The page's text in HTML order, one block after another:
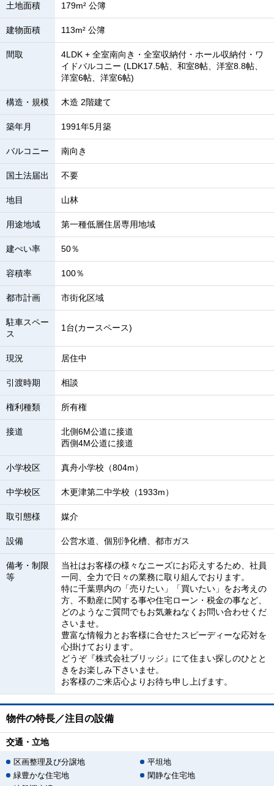
土地面積 179m² 公簿
建物面積 113m² 公簿
間取
4LDK + 全室南向き・全室収納付・ホール収納付・ワ
イドバルコニー (LDK17.5帖、和室8帖、洋室8.8帖、
洋室6帖、洋室6帖)
構造・規模 木造 2階建て
築年月 1991年5月築
バルコニー 南向き
国土法届出 不要
地目 山林
用途地域 第一種低層住居専用地域
建ぺい率 50％
容積率 100％
都市計画 市街化区域
駐車スペー
ス
1台(カースペース)
現況 居住中
引渡時期 相談
権利種類 所有権
接道
北側6M公道に接道
西側4M公道に接道
小学校区 真舟小学校（804m）
中学校区 木更津第二中学校（1933m）
取引態様 媒介
設備 公営水道、個別浄化槽、都市ガス
備考・制限
等
当社はお客様の様々なニーズにお応えするため、社員
一同、全力で日々の業務に取り組んでおります。
特に千葉県内の「売りたい」「買いたい」をお考えの
方、不動産に関する事や住宅ローン・税金の事など、
どのようなご質問でもお気兼ねなくお問い合わせくだ
さいませ。
豊富な情報力とお客様に合せたスピーディーな応対を
心掛けております。
どうぞ『株式会社ブリッジ』にて住まい探しのひとと
きをお楽しみ下さいませ。
お客様のご来店心よりお待ち申し上げます。
物件の特長／注目の設備
交通・立地
区画整理及び分譲地
平坦地
緑豊かな住宅地
閑静な住宅地